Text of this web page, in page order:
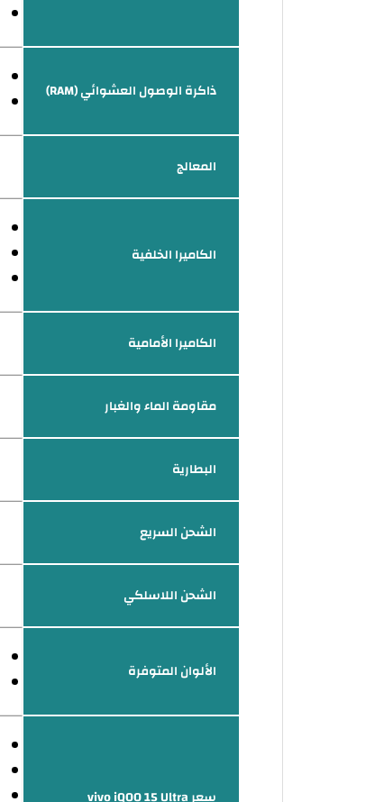
ذاكرة الوصول العشوائي (RAM)
المعالج
الكاميرا الخلفية
الكاميرا الأمامية
مقاومة الماء والغبار
البطارية
الشحن السريع
الشحن اللاسلكي
الألوان المتوفرة